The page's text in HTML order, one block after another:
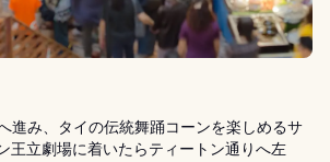
進み、タイの伝統舞踊コーンを楽しめるサ
王立劇場に着いたらティートン通りへ左